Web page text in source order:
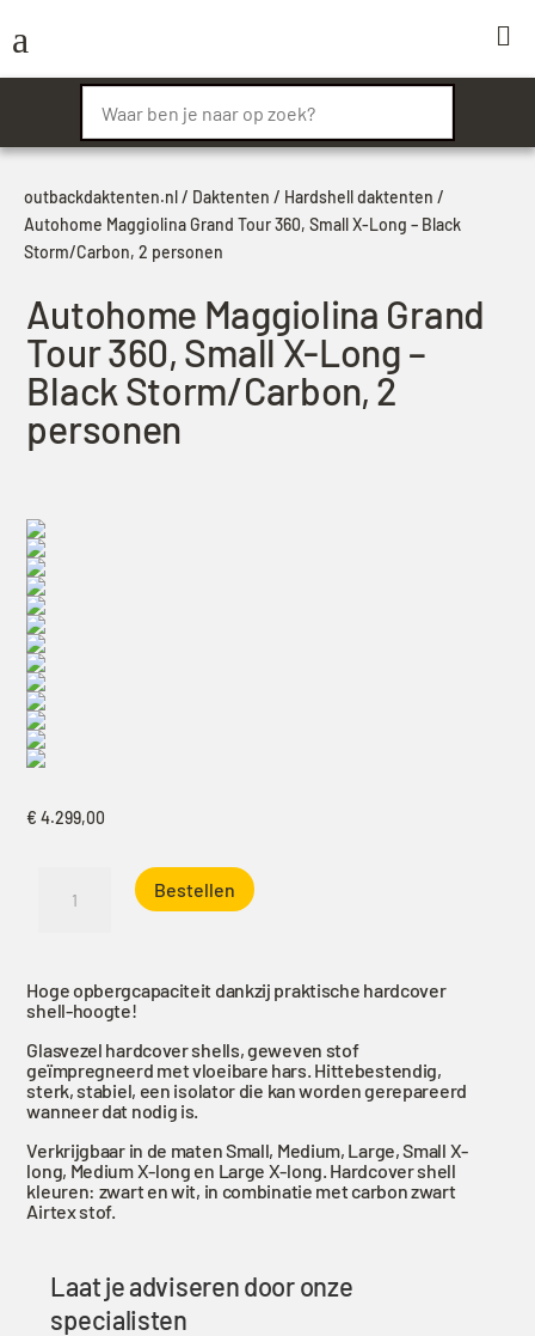
a 
outbackdaktenten.nl/ Daktenten / Hardshell daktenten /
Autohome Maggiolina Grand Tour 360, Small X-Long – Black
Storm/Carbon, 2 personen
Autohome Maggiolina Grand
Tour 360, Small X-Long –
Black Storm/Carbon, 2
personen
€ 4.299,00
Maggiolina
360,
Small
X-
Long
-
Storm/Carbon,
2
personen
Bestellen
Hoge opbergcapaciteit dankzij praktische hardcover
shell-hoogte!
Glasvezel hardcover shells, geweven stof
geïmpregneerd met vloeibare hars. Hittebestendig,
sterk, stabiel, een isolator die kan worden gerepareerd
wanneer dat nodig is.
Verkrijgbaar in de maten Small, Medium, Large, Small X-
long, Medium X-long en Large X-long. Hardcover shell
kleuren: zwart en wit, in combinatie met carbon zwart
Airtex stof.
Laat je adviseren door onze
specialisten